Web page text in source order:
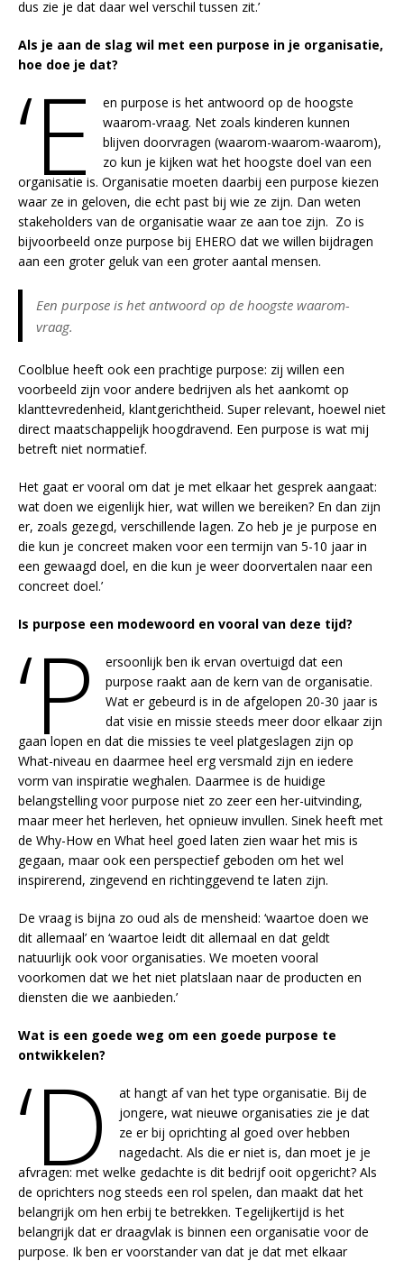
dus zie je dat daar wel verschil tussen zit.’
Als je aan de slag wil met een purpose in je organisatie,
hoe doe je dat?
‘E
en purpose is het antwoord op de hoogste
waarom-vraag. Net zoals kinderen kunnen
blijven doorvragen (waarom-waarom-waarom),
zo kun je kijken wat het hoogste doel van een
organisatie is. Organisatie moeten daarbij een purpose kiezen
waar ze in geloven, die echt past bij wie ze zijn. Dan weten
stakeholders van de organisatie waar ze aan toe zijn. Zo is
bijvoorbeeld onze purpose bij EHERO dat we willen bijdragen
aan een groter geluk van een groter aantal mensen.
Een purpose is het antwoord op de hoogste waarom-
vraag.
Coolblue heeft ook een prachtige purpose: zij willen een
voorbeeld zijn voor andere bedrijven als het aankomt op
klanttevredenheid, klantgerichtheid. Super relevant, hoewel niet
direct maatschappelijk hoogdravend. Een purpose is wat mij
betreft niet normatief.
Het gaat er vooral om dat je met elkaar het gesprek aangaat:
wat doen we eigenlijk hier, wat willen we bereiken? En dan zijn
er, zoals gezegd, verschillende lagen. Zo heb je je purpose en
die kun je concreet maken voor een termijn van 5-10 jaar in
een gewaagd doel, en die kun je weer doorvertalen naar een
concreet doel.’
Is purpose een modewoord en vooral van deze tijd?
‘P
ersoonlijk ben ik ervan overtuigd dat een
purpose raakt aan de kern van de organisatie.
Wat er gebeurd is in de afgelopen 20-30 jaar is
dat visie en missie steeds meer door elkaar zijn
gaan lopen en dat die missies te veel platgeslagen zijn op
What-niveau en daarmee heel erg versmald zijn en iedere
vorm van inspiratie weghalen. Daarmee is de huidige
belangstelling voor purpose niet zo zeer een her-uitvinding,
maar meer het herleven, het opnieuw invullen. Sinek heeft met
de Why-How en What heel goed laten zien waar het mis is
gegaan, maar ook een perspectief geboden om het wel
inspirerend, zingevend en richtinggevend te laten zijn.
De vraag is bijna zo oud als de mensheid: ‘waartoe doen we
dit allemaal’ en ‘waartoe leidt dit allemaal en dat geldt
natuurlijk ook voor organisaties. We moeten vooral
voorkomen dat we het niet platslaan naar de producten en
diensten die we aanbieden.’
Wat is een goede weg om een goede purpose te
ontwikkelen?
‘D
at hangt af van het type organisatie. Bij de
jongere, wat nieuwe organisaties zie je dat
ze er bij oprichting al goed over hebben
nagedacht. Als die er niet is, dan moet je je
afvragen: met welke gedachte is dit bedrijf ooit opgericht? Als
de oprichters nog steeds een rol spelen, dan maakt dat het
belangrijk om hen erbij te betrekken. Tegelijkertijd is het
belangrijk dat er draagvlak is binnen een organisatie voor de
purpose. Ik ben er voorstander van dat je dat met elkaar